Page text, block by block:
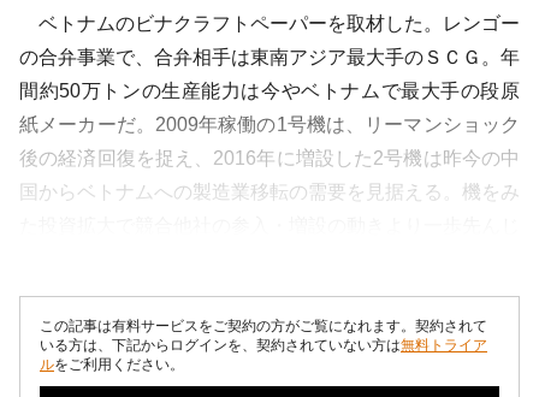
ベトナムのビナクラフトペーパーを取材した。レンゴー
の合弁事業で、合弁相手は東南アジア最大手のＳＣＧ。年
間約50万トンの生産能力は今やベトナムで最大手の段原
紙メーカーだ。2009年稼働の1号機は、リーマンショック
後の経済回復を捉え、2016年に増設した2号機は昨今の中
国からベトナムへの製造業移転の需要を見据える。機をみ
この記事は有料サービスをご契約の方がご覧になれます。契約されて
いる方は、下記からログインを、契約されていない方は無料トライア
ルをご利用ください。